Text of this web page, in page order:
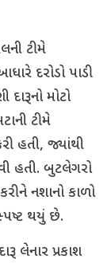
ટીમે
દરોડો પાડી
મોટો
ટીમે
હતી, જ્યાંથી
હતી. બુટલેગરો
નશાનો કાળો
થયું છે.
લેનાર પ્રકાશ